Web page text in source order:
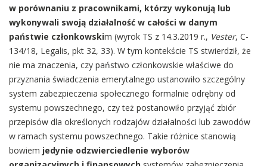
w porównaniu z pracownikami, którzy wykonują lub
wykonywali swoją działalność w całości w danym
państwie członkowskim (wyrok TS z 14.3.2019 r., Vester, C-
134/18, Legalis, pkt 32, 33). W tym kontekście TS stwierdził, że
nie ma znaczenia, czy państwo członkowskie właściwe do
przyznania świadczenia emerytalnego ustanowiło szczególny
system zabezpieczenia społecznego formalnie odrębny od
systemu powszechnego, czy też postanowiło przyjąć zbiór
przepisów dla określonych rodzajów działalności lub zawodów
w ramach systemu powszechnego. Takie różnice stanowią
bowiem jedynie odzwierciedlenie wyborów